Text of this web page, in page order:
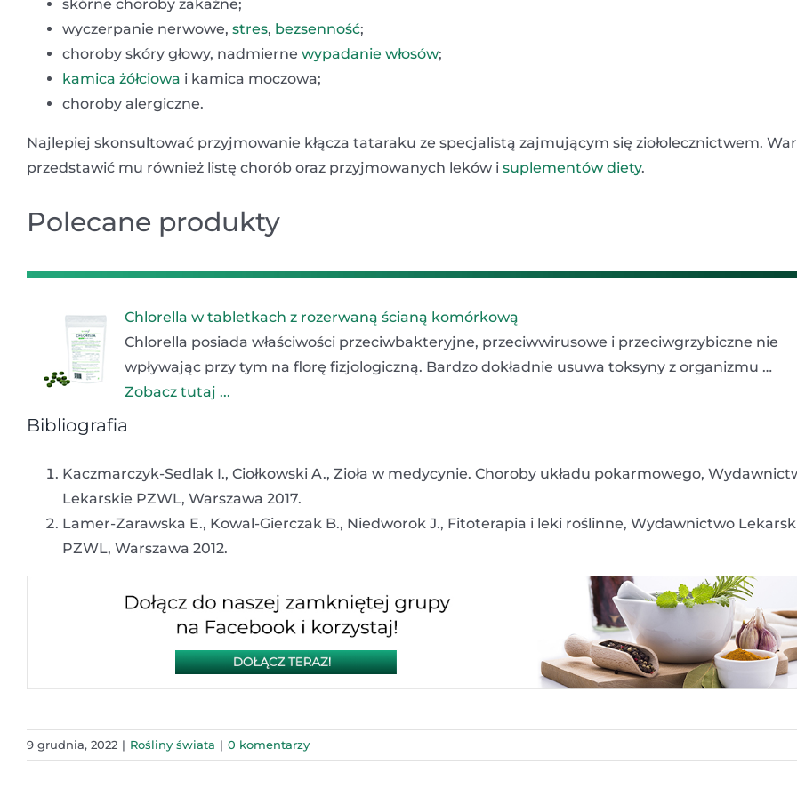
skórne choroby zakaźne;
wyczerpanie nerwowe, stres, bezsenność;
choroby skóry głowy, nadmierne wypadanie włosów;
kamica żółciowa i kamica moczowa;
choroby alergiczne.
Najlepiej skonsultować przyjmowanie kłącza tataraku ze specjalistą zajmującym się ziołolecznictwem.
przedstawić mu również listę chorób oraz przyjmowanych leków i suplementów diety.
Polecane produkty
Chlorella w tabletkach z rozerwaną ścianą komórkową
Chlorella posiada właściwości przeciwbakteryjne, przeciwwirusowe i przeciwgrzybiczne nie
wpływając przy tym na florę fizjologiczną. Bardzo dokładnie usuwa toksyny z organizmu …
Zobacz tutaj ...
Bibliografia
Kaczmarczyk-Sedlak I., Ciołkowski A., Zioła w medycynie. Choroby układu pokarmowego,
Lekarskie PZWL, Warszawa 2017.
Lamer-Zarawska E., Kowal-Gierczak B., Niedworok J., Fitoterapia i leki roślinne, Wydawnictwo
PZWL, Warszawa 2012.
9 grudnia, 2022 | Rośliny świata | 0 komentarzy